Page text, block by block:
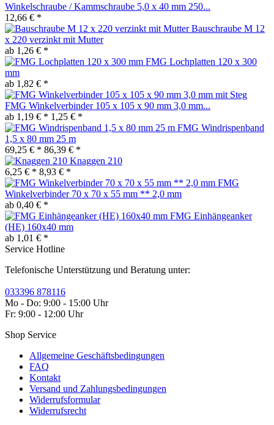
Winkelschraube / Kammschraube 5,0 x 40 mm 250...
12,66 € *
Bauschraube M 12
x 220 verzinkt mit Mutter
ab 1,26 € *
FMG Lochplatten 120 x 300
mm
ab 1,82 € *
FMG Winkelverbinder 105 x 105 x 90 mm 3,0 mm...
ab 1,19 € * 1,25 € *
FMG Windrispenband
1,5 x 80 mm 25 m
69,25 € * 86,39 € *
Knaggen 210
6,25 € * 8,93 € *
FMG
Winkelverbinder 70 x 70 x 55 mm ** 2,0 mm
ab 0,40 € *
FMG Einhängeanker
(HE) 160x40 mm
ab 1,01 € *
Service Hotline
Telefonische Unterstützung und Beratung unter:
033396 878116
Mo - Do: 9:00 - 15:00 Uhr
Fr: 9:00 - 12:00 Uhr
Shop Service
Allgemeine Geschäftsbedingungen
FAQ
Kontakt
Versand und Zahlungsbedingungen
Widerrufsformular
Widerrufsrecht